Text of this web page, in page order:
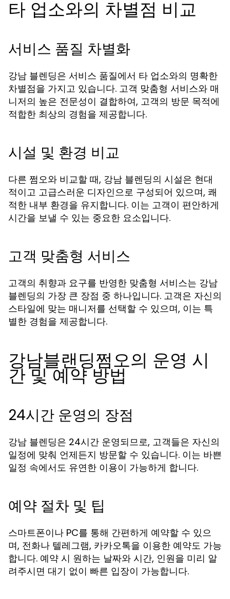
타 업소와의 차별점 비교
서비스 품질 차별화
강남 블렌딩은 서비스 품질에서 타 업소와의 명확한
차별점을 가지고 있습니다. 고객 맞춤형 서비스와 매
니저의 높은 전문성이 결합하여, 고객의 방문 목적에
적합한 최상의 경험을 제공합니다.
시설 및 환경 비교
다른 쩜오와 비교할 때, 강남 블렌딩의 시설은 현대
적이고 고급스러운 디자인으로 구성되어 있으며, 쾌
적한 내부 환경을 유지합니다. 이는 고객이 편안하게
시간을 보낼 수 있는 중요한 요소입니다.
고객 맞춤형 서비스
고객의 취향과 요구를 반영한 맞춤형 서비스는 강남
블렌딩의 가장 큰 장점 중 하나입니다. 고객은 자신의
스타일에 맞는 매니저를 선택할 수 있으며, 이는 특
별한 경험을 제공합니다.
강남블랜딩쩜오의 운영 시
간 및 예약 방법
24시간 운영의 장점
강남 블렌딩은 24시간 운영되므로, 고객들은 자신의
일정에 맞춰 언제든지 방문할 수 있습니다. 이는 바쁜
일정 속에서도 유연한 이용이 가능하게 합니다.
예약 절차 및 팁
스마트폰이나 PC를 통해 간편하게 예약할 수 있으
며, 전화나 텔레그램, 카카오톡을 이용한 예약도 가능
합니다. 예약 시 원하는 날짜와 시간, 인원을 미리 알
려주시면 대기 없이 빠른 입장이 가능합니다.